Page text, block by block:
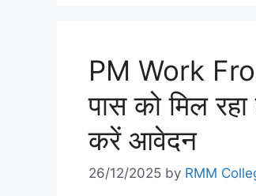
PM Work
पास को मिल
करें आवेदन
26/12/2025 by RMM